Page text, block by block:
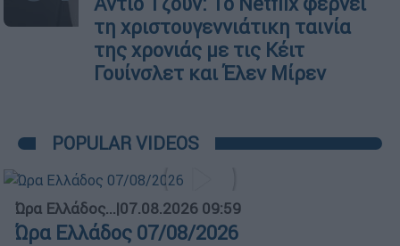
τη χριστουγεννιάτικη ταινία
της χρονιάς με τις Κέιτ
Γουίνσλετ και Έλεν Μίρεν
POPULAR VIDEOS
Ώρα Ελλάδος...|07.08.2026 09:59
Ώρα Ελλάδος 07/08/2026